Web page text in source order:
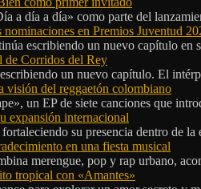
a día a día» como parte del
en Premios Juventud
escribiendo un nuevo capítulo en
de Corridos del Rey
un nuevo capítulo. El
visión del reggaetón colombiano
un EP de siete canciones que
expansión internacional
su presencia dentro de la
en una fiesta musical
merengue, pop y rap urbano,
tropical con «Amantes»